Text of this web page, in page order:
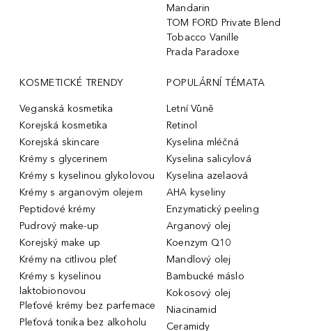
Mandarin
TOM FORD Private Blend
Tobacco Vanille
Prada Paradoxe
KOSMETICKÉ TRENDY
Veganská kosmetika
Korejská kosmetika
Korejská skincare
Krémy s glycerinem
Krémy s kyselinou glykolovou
Krémy s arganovým olejem
Peptidové krémy
Pudrový make-up
Korejský make up
Krémy na citlivou pleť
Krémy s kyselinou
laktobionovou
Pleťové krémy bez parfemace
Pleťová tonika bez alkoholu
POPULÁRNÍ TÉMATA
Letní Vůně
Retinol
Kyselina mléčná
Kyselina salicylová
Kyselina azelaová
AHA kyseliny
Enzymatický peeling
Arganový olej
Koenzym Q10
Mandlový olej
Bambucké máslo
Kokosový olej
Niacinamid
Ceramidy